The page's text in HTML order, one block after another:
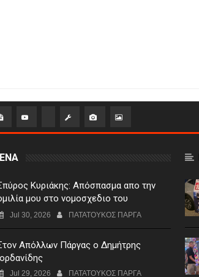
Κυριάκης: Απόσπασμα απο την
μου στο νομοσχεδιο του
Πολιτισμου
Jul 30, 2026 ΠΑΤΑΤΟΥΚΟΣ ΠΑΡΓΑ
Απόλλων Πάργας ο Δημήτρης
Jul 29, 2026 ΠΑΤΑΤΟΥΚΟΣ ΠΑΡΓΑ